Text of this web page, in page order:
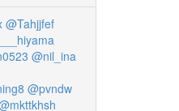
@Tahjjfef
@nil_ina
@pvndw